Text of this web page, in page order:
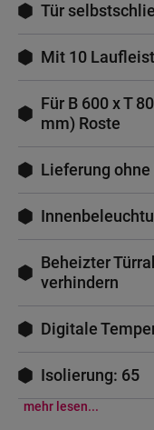
Tür
Mit 10
Für B 600 x T
mm) Roste
Lieferung
Beheizter
verhindern
Digitale
Isolierung: 65
mehr lesen...